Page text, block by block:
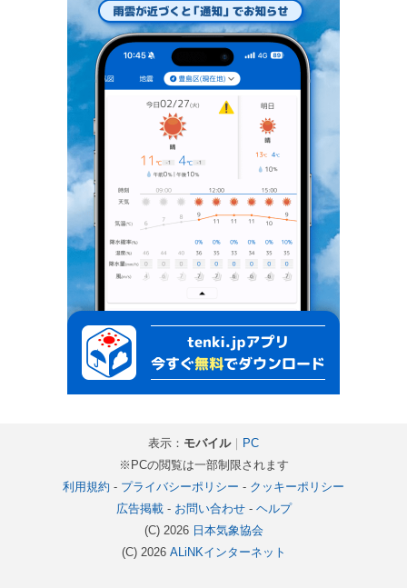
表示： モバイル｜ PC
※PCの閲覧は一部制限されます
利用規約 - プライバシーポリシー - クッキーポリシー
広告掲載- お問い合わせ- ヘルプ
(C) 2026 日本気象協会
(C) 2026 ALiNKインターネット